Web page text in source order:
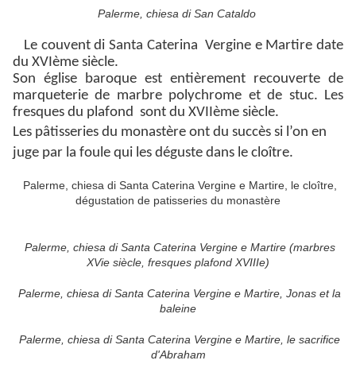
Palerme, chiesa di San Cataldo
Le couvent di Santa Caterina Vergine e Martire date
du XVIème siècle.
Son église baroque est entièrement recouverte de
marqueterie de marbre polychrome et de stuc. Les
fresques du plafond sont du XVIIème siècle.
Les pâtisseries du monastère ont du succès si l’on en
juge par la foule qui les déguste dans le cloître.
Palerme, chiesa di Santa Caterina Vergine e Martire, le cloître,
dégustation de patisseries du monastère
Palerme, chiesa di Santa Caterina Vergine e Martire (marbres
XVie siècle, fresques plafond XVIIIe)
Palerme, chiesa di Santa Caterina Vergine e Martire, Jonas et la
baleine
Palerme, chiesa di Santa Caterina Vergine e Martire, le sacrifice
d'Abraham